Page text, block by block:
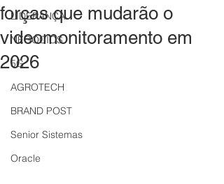
LIDERANÇA
NEGÓCIOS
5G
AGROTECH
BRAND POST
Senior Sistemas
Oracle
forças que mudarão o
videomonitoramento em
2026